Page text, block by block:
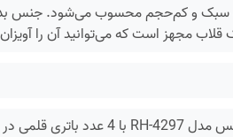
مجهز است که می‌توانید آن را